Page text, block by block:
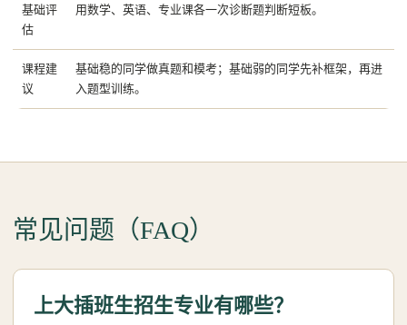
基础评
估
用数学、英语、专业课各一次诊断题判断短板。
课程建
议
基础稳的同学做真题和模考；基础弱的同学先补框架，再进
入题型训练。
常见问题（FAQ）
上大插班生招生专业有哪些？